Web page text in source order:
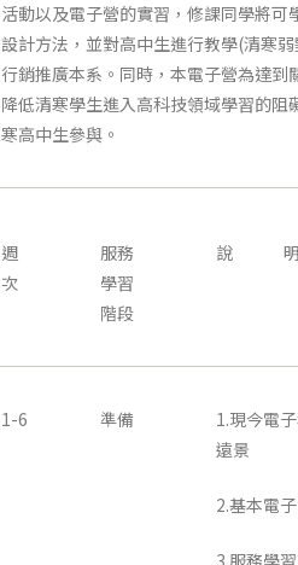
活動以及電子營的實習，修課同學將可
設計方法，並對高中生進行教學(清寒
行銷推廣本系。同時，本電子營為達到
降低清寒學生進入高科技領域學習的阻
寒高中生參與。
週
次
服務
學習
階段
說
1-6 準備
1.現今電
遠景
2.基本電
3.服務學